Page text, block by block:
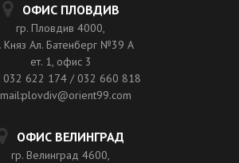
ОФИС ПЛОВДИВ
гр. Пловдив 4000,
Княз Ал. Батенберг №39 A
ет. 1, офис 3
032 622 174 / 032 660 818
ОФИС ВЕЛИНГРАД
гр. Велинград 4600,